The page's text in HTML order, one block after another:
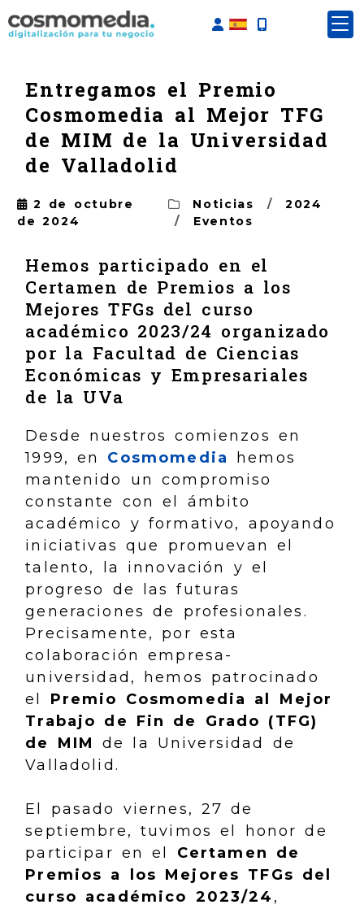
Identifícate
Entregamos el Premio
Cosmomedia al Mejor TFG
de MIM de la Universidad
de Valladolid
2 de octubre
de 2024
Noticias /2024
/ Eventos
Hemos participado en el
Certamen de Premios a los
Mejores TFGs del curso
académico 2023/24 organizado
por la Facultad de Ciencias
Económicas y Empresariales
de la UVa
Desde nuestros comienzos en
1999, en Cosmomedia
hemos
mantenido un compromiso
constante con el ámbito
académico y formativo, apoyando
iniciativas que promuevan el
talento, la innovación y el
progreso de las futuras
generaciones de profesionales.
Precisamente, por esta
colaboración empresa-
universidad, hemos patrocinado
el Premio Cosmomedia al Mejor
Trabajo de Fin de Grado (TFG)
de MIM
de la Universidad de
Valladolid.
El pasado viernes, 27 de
septiembre, tuvimos el honor de
participar en el Certamen de
Premios a los Mejores TFGs del
curso académico 2023/24 ,